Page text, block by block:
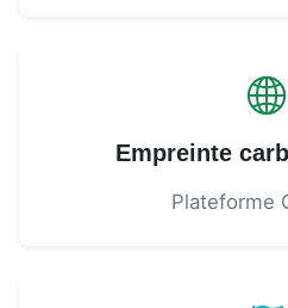
Empreinte
Plateforme